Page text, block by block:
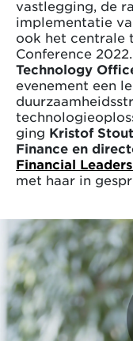
vastlegging, de
implementatie
ook het centrale
Conference 2022.
Technology
evenement een
ging Kristof
Finance en
Financial
met haar in